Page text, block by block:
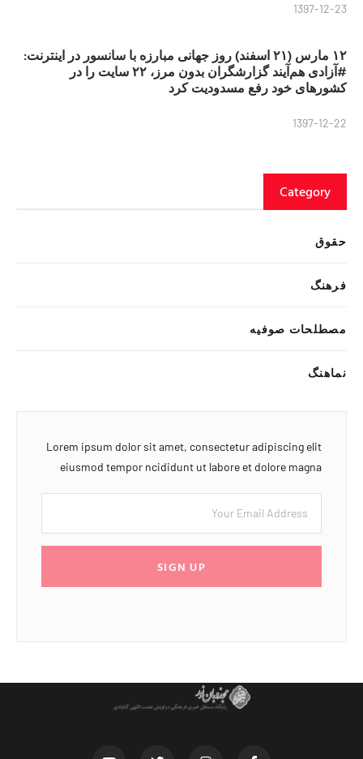
1397-12-23
۱۲ مارس (۲۱ اسفند) روز جهانی مبارزه با سانسور در اینترنت:
#آزادی هم‌آیند گزارشگران‌ بدون مرز، ۲۲ سایت را در
کشورهای خود رفع مسدودیت کرد
1397-12-22
Category
حقوق
فرهنگ
مصطلحات صوفیه
نماهنگ
Lorem ipsum dolor sit amet, consectetur adipiscing elit
eiusmod tempor ncididunt ut labore et dolore magna
SIGN UP